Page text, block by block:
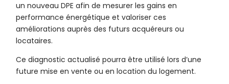
un nouveau DPE afin de mesurer les gains en
performance énergétique et valoriser ces
améliorations auprès des futurs acquéreurs ou
locataires.
Ce diagnostic actualisé pourra être utilisé lors d’une
future mise en vente ou en location du logement.